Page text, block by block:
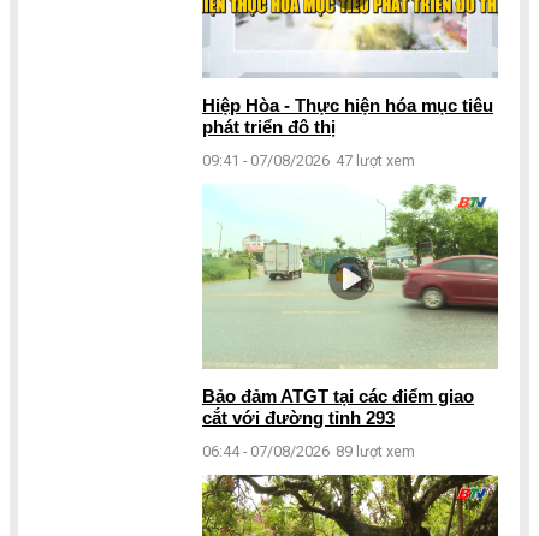
Hiệp Hòa - Thực hiện hóa mục tiêu
phát triển đô thị
09:41 - 07/08/2026 47 lượt xem
Bảo đảm ATGT tại các điểm giao
cắt với đường tỉnh 293
06:44 - 07/08/2026 89 lượt xem